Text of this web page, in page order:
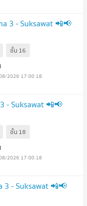
3 - Suksawat 📲📢
ชั้น 16
2026 17:00:18
- Suksawat 📲📢
ชั้น 18
2026 17:00:18
3 - Suksawat 📲📢